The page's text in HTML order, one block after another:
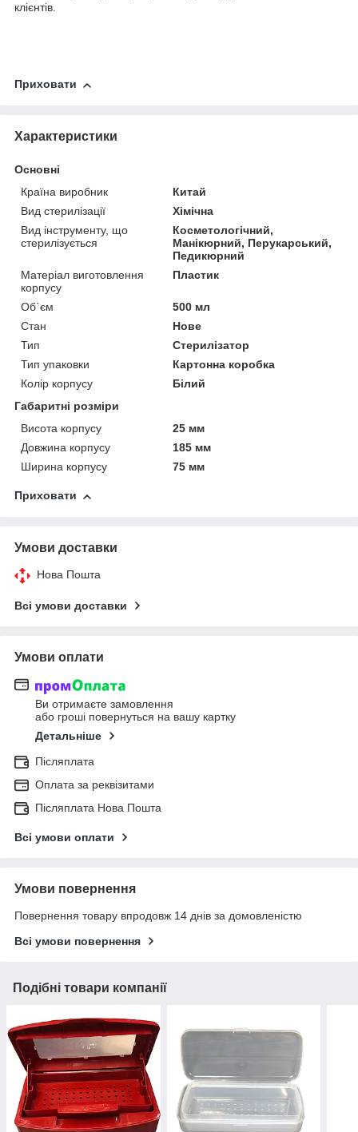
клієнтів.
Приховати
Характеристики
Основні
Країна виробник
Китай
Вид стерилізації
Хімічна
Вид інструменту, що
стерилізується
Косметологічний,
Манікюрний, Перукарський,
Педикюрний
Матеріал виготовлення
корпусу
Пластик
Об`єм
500 мл
Стан
Нове
Тип
Стерилізатор
Тип упаковки
Картонна коробка
Колір корпусу
Білий
Габаритні розміри
Висота корпусу
25 мм
Довжина корпусу
185 мм
Ширина корпусу
75 мм
Приховати
Умови доставки
Нова Пошта
Всі умови доставки
Умови оплати
Ви отримаєте замовлення
або гроші повернуться на вашу картку
Детальніше
Післяплата
Оплата за реквізитами
Післяплата Нова Пошта
Всі умови оплати
Умови повернення
Повернення товару впродовж 14 днів за домовленістю
Всі умови повернення
Подібні товари компанії